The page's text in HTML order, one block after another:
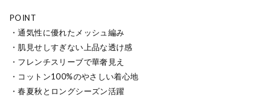
POINT
・通気性に優れたメッシュ編み
・肌見せしすぎない上品な透け感
・フレンチスリーブで華奢見え
・コットン100%のやさしい着心地
・春夏秋とロングシーズン活躍